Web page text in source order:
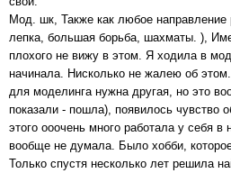
Мод. шк, Также как любое направление
лепка, большая борьба, шахматы. ),
плохого не вижу в этом. Я ходила в
начинала. Нисколько не жалею об
для моделинга нужна другая, но это
показали - пошла), появилось чувство
этого ооочень много работала у себя в
вообще не думала. Было хобби,
Только спустя несколько лет решила